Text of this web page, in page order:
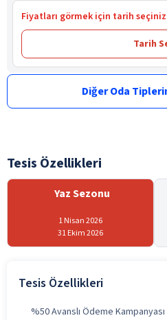
Fiyatları görmek için tarih seçiniz
Tarih
Diğer Oda
Tesis Özellikleri
Yaz Sezonu
1 Nisan 2026
31 Ekim 2026
Tesis Özellikleri
%50 Avanslı Ödeme Kampanyası